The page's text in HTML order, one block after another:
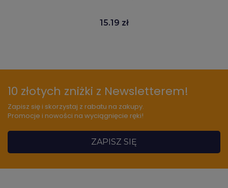
15.19 zł
10 złotych zniżki z Newsletterem!
Zapisz się i skorzystaj z rabatu na zakupy.
Promocje i nowości na wyciągnięcie ręki!
ZAPISZ SIĘ